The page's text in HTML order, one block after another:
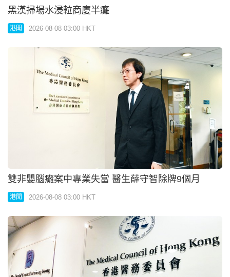
雙非嬰腦癱案中專業失當 醫生薛守智除牌9個月
手術中乳房遺引流管碎片 婦科醫生罰除牌一月
港聞 2026-08-08 03:00 HKT